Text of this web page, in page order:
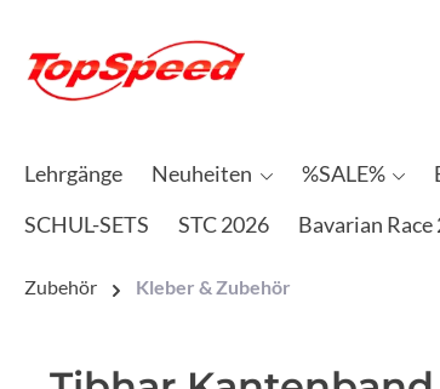
Lehrgänge Neuheiten %SALE%
SCHUL-SETS
STC 2026 Bavarian Race
Zubehör Kleber & Zubehör